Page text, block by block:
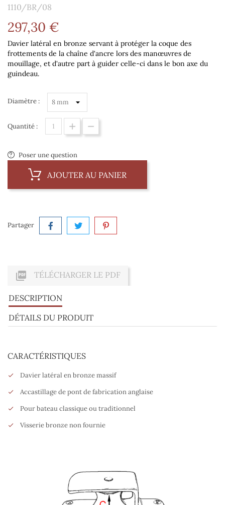
1110/BR/08
297,30 €
Davier latéral en bronze servant à protéger la coque des
frottements de la chaîne d'ancre lors des manœuvres de
mouillage, et d'autre part à guider celle-ci dans le bon axe du
guindeau.
Diamètre :
Quantité :
Poser une question
AJOUTER AU PANIER
Partager
 TÉLÉCHARGER LE PDF
DESCRIPTION
DÉTAILS DU PRODUIT
CARACTÉRISTIQUES
Davier latéral en bronze massif
Accastillage de pont de fabrication anglaise
Pour bateau classique ou traditionnel
Visserie bronze non fournie